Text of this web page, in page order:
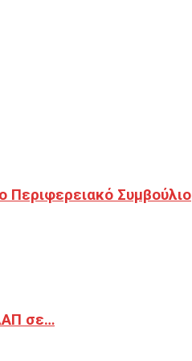
Περιφερειακό Συμβούλιο
σε…